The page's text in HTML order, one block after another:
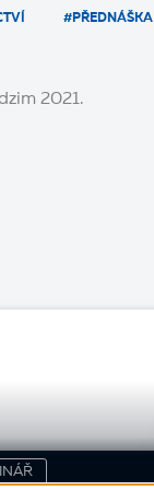
#PŘEDNÁŠKA
2021.